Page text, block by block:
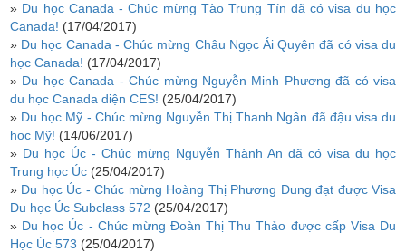
» Du học Canada - Chúc mừng Tào Trung Tín đã có visa du học
Canada! (17/04/2017)
» Du học Canada - Chúc mừng Châu Ngọc Ái Quyên đã có visa du
học Canada! (17/04/2017)
» Du học Canada - Chúc mừng Nguyễn Minh Phương đã có visa
du học Canada diện CES! (25/04/2017)
» Du học Mỹ - Chúc mừng Nguyễn Thị Thanh Ngân đã đậu visa du
học Mỹ! (14/06/2017)
» Du học Úc - Chúc mừng Nguyễn Thành An đã có visa du học
Trung học Úc (25/04/2017)
» Du học Úc - Chúc mừng Hoàng Thị Phương Dung đạt được Visa
Du học Úc Subclass 572 (25/04/2017)
» Du học Úc - Chúc mừng Đoàn Thị Thu Thảo được cấp Visa Du
Học Úc 573 (25/04/2017)